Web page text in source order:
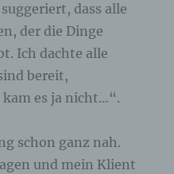
dass alle
der die Dinge
Ich dachte alle
bereit,
es ja nicht…“.
schon ganz nah.
und mein Klient